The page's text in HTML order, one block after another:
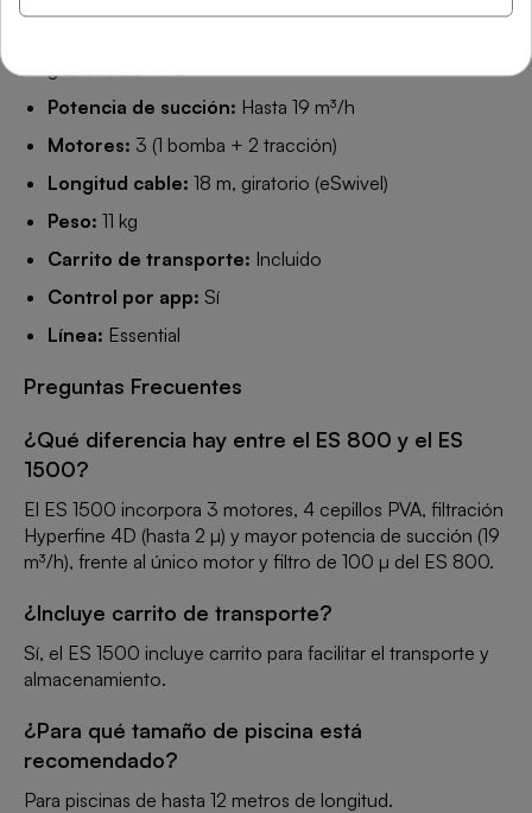
Potencia de succión: Hasta 19 m³/h
Motores: 3 (1 bomba + 2 tracción)
Longitud cable: 18 m, giratorio (eSwivel)
Peso: 11 kg
Carrito de transporte: Incluido
Control por app: Sí
Línea: Essential
Preguntas Frecuentes
¿Qué diferencia hay entre el ES 800 y el ES
1500?
El ES 1500 incorpora 3 motores, 4 cepillos PVA, filtración
Hyperfine 4D (hasta 2 µ) y mayor potencia de succión (19
m³/h), frente al único motor y filtro de 100 µ del ES 800.
¿Incluye carrito de transporte?
Sí, el ES 1500 incluye carrito para facilitar el transporte y
almacenamiento.
¿Para qué tamaño de piscina está
recomendado?
Para piscinas de hasta 12 metros de longitud.